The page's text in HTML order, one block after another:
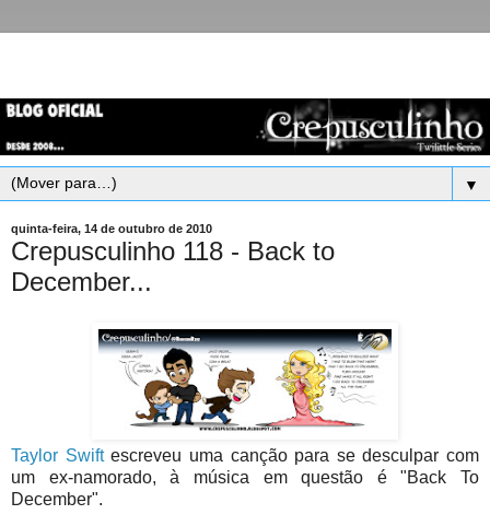
▼
quinta-feira, 14 de outubro de 2010
Crepusculinho 118 - Back to
December...
Taylor Swiftescreveu uma canção para se desculpar com
um ex-namorado, à música em questão é "Back To
December".